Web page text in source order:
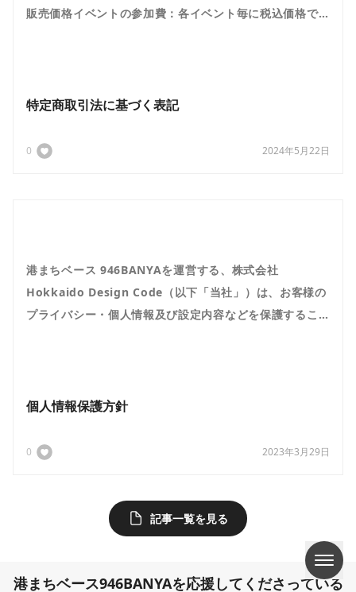
販売価格イベントの参加費：各イベント毎に税込価格で
特定商取引法に基づく表記
0 2024年5月22日
港まちベース 946BANYAを運営する、株式会社
Hokkaido Design Code（以下「当社」）は、お客様の
プライバシー・個人情報及び設定内容などを保護するこ
個人情報保護方針
0 2023年3月29日
記事一覧を見る
港まちベース946BANYAを応援してくださっている